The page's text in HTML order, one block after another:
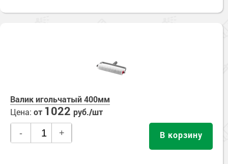
Валик игольчатый 400мм
Цена: от 1022 руб./шт
- + В корзину